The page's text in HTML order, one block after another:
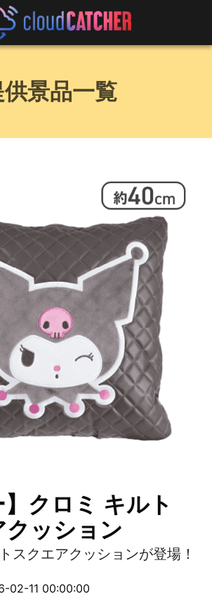
景品一覧
】クロミ キルト
クッション
スクエアクッションが登場！
02-11 00:00:00